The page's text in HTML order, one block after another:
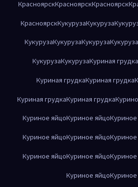
КрасноярскКрасноярскКрасноярск
КрасноярскКукурузаКукуруза
КукурузаКукурузаКукурузаКукуруза
КукурузаКукурузаКуриная грудка
Куриная грудкаКуриная грудка
Куриная грудкаКуриная грудка
Куриное яйцоКуриное яйцо
Куриное яйцоКуриное яйцо
Куриное яйцоКуриное яйцо
Куриное яйцо